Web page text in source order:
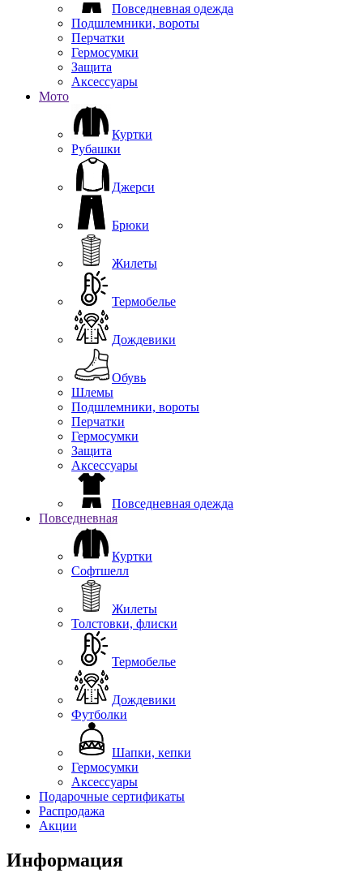
Повседневная одежда
Подшлемники, вороты
Перчатки
Гермосумки
Защита
Аксессуары
Мото
Куртки
Рубашки
Джерси
Брюки
Жилеты
Термобелье
Дождевики
Обувь
Шлемы
Подшлемники, вороты
Перчатки
Гермосумки
Защита
Аксессуары
Повседневная одежда
Повседневная
Куртки
Софтшелл
Жилеты
Толстовки, флиски
Термобелье
Дождевики
Футболки
Шапки, кепки
Гермосумки
Аксессуары
Подарочные сертификаты
Распродажа
Акции
Информация